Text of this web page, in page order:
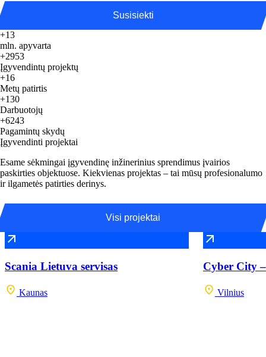
Susisiekti
+13
mln. apyvarta
+2953
Įgyvendintų projektų
+16
Metų patirtis
+130
Darbuotojų
+6243
Pagamintų skydų
Įgyvendinti projektai
Esame sėkmingai įgyvendinę inžinerinius sprendimus įvairios
paskirties objektuose. Kiekvienas projektas – tai mūsų profesionalumo
ir ilgametės patirties derinys.
Visi projektai
Scania Lietuva servisas
Kaunas
Cyber City
Vilnius